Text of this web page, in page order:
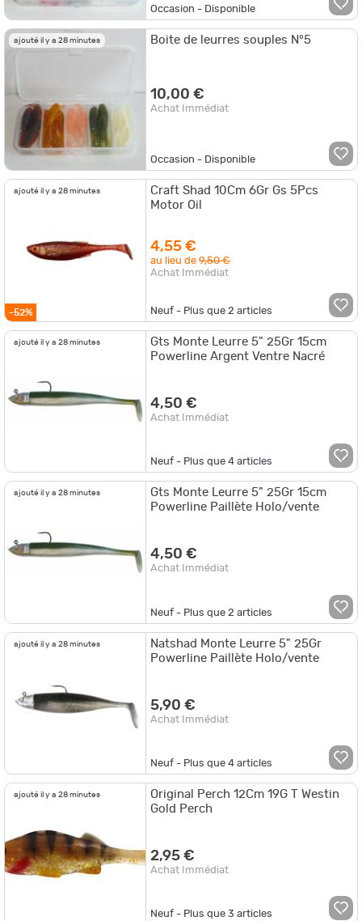
Occasion - Disponible
ajouté il y a 28 minutes Boite de leurres souples N°5
10,00 €
Achat Immédiat
Occasion - Disponible
ajouté il y a 28 minutes
-52%
Craft Shad 10Cm 6Gr Gs 5Pcs
Motor Oil
4,55 €
au lieu de9,50 €
Achat Immédiat
Neuf - Plus que2 articles
ajouté il y a 28 minutes
Gts Monte Leurre 5" 25Gr 15cm
Powerline Argent Ventre Nacré
4,50 €
Achat Immédiat
Neuf - Plus que4 articles
ajouté il y a 28 minutes
Gts Monte Leurre 5" 25Gr 15cm
Powerline Paillète Holo/vente
4,50 €
Achat Immédiat
Neuf - Plus que2 articles
ajouté il y a 28 minutes
Natshad Monte Leurre 5" 25Gr
Powerline Paillète Holo/vente
5,90 €
Achat Immédiat
Neuf - Plus que4 articles
ajouté il y a 28 minutes
Original Perch 12Cm 19G T Westin
Gold Perch
2,95 €
Achat Immédiat
Neuf - Plus que3 articles